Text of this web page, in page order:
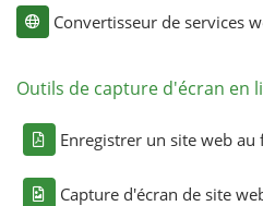
Convertisseur de services
Outils de capture d'écran en
Enregistrer un site web au
Capture d'écran de site